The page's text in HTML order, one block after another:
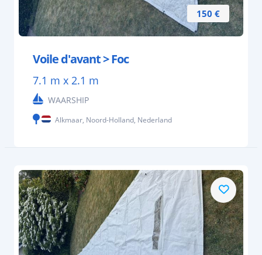
150 €
Voile d'avant > Foc
7.1 m x 2.1 m
WAARSHIP
Alkmaar, Noord-Holland, Nederland